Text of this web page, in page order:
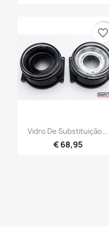
Vista rápida
Vidro De Substituição...
€ 68,95
favorite_border